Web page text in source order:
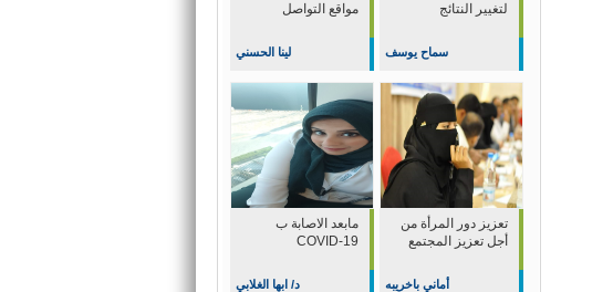
مواقع التواصل
لينا الحسني
لتغيير النتائج
سماح يوسف
مابعد الاصابة ب
COVID-19
د/ ابها الغلابي
تعزيز دور المرأة من
أجل تعزيز المجتمع
أماني باخريبه